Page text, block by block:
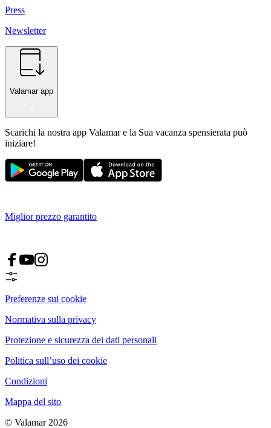
Press
Newsletter
Valamar app
Scarichi la nostra app Valamar e la Sua vacanza spensierata può
iniziare!
Miglior prezzo garantito
Preferenze sui cookie
Normativa sulla privacy
Protezione e sicurezza dei dati personali
Politica sull’uso dei cookie
Condizioni
Mappa del sito
© Valamar 2026